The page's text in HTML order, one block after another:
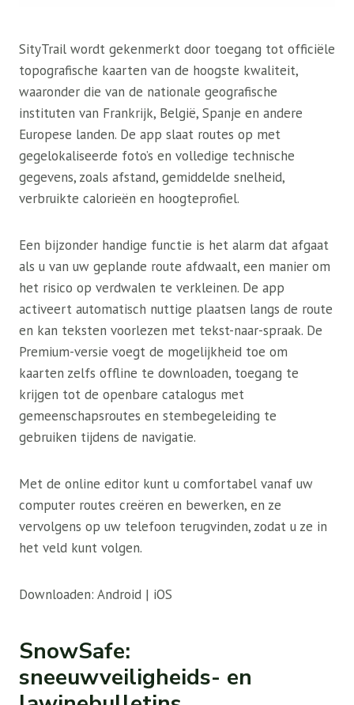
SityTrail wordt gekenmerkt door toegang tot officiële
topografische kaarten van de hoogste kwaliteit,
waaronder die van de nationale geografische
instituten van Frankrijk, België, Spanje en andere
Europese landen. De app slaat routes op met
gegelokaliseerde foto’s en volledige technische
gegevens, zoals afstand, gemiddelde snelheid,
verbruikte calorieën en hoogteprofiel.
Een bijzonder handige functie is het alarm dat afgaat
als u van uw geplande route afdwaalt, een manier om
het risico op verdwalen te verkleinen. De app
activeert automatisch nuttige plaatsen langs de route
en kan teksten voorlezen met tekst-naar-spraak. De
Premium-versie voegt de mogelijkheid toe om
kaarten zelfs offline te downloaden, toegang te
krijgen tot de openbare catalogus met
gemeenschapsroutes en stembegeleiding te
gebruiken tijdens de navigatie.
Met de online editor kunt u comfortabel vanaf uw
computer routes creëren en bewerken, en ze
vervolgens op uw telefoon terugvinden, zodat u ze in
het veld kunt volgen.
Downloaden: Android | iOS
SnowSafe:
sneeuwveiligheids- en